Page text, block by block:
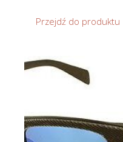
Przejdź do produktu